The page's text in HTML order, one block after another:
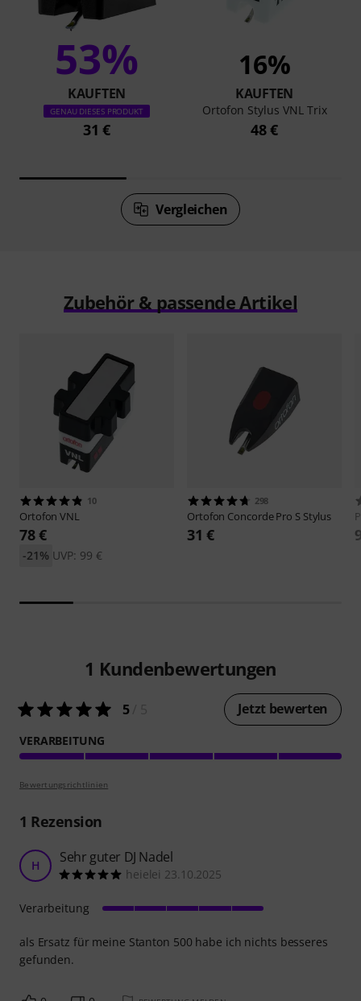
53%
KAUFTEN
GENAU DIESES PRODUKT
31 €
16%
KAUFTEN
Ortofon Stylus VNL Trix
48 €
Vergleichen
Zubehör & passende Artikel
10
OrtofonVNL
78 €
UVP: 99 €
-21%
298
Ortofon Concorde Pro S Stylus
31 €
1 Kundenbewertungen
5/ 5 Jetzt bewerten
VERARBEITUNG
Bewertungsrichtlinien
1 Rezension
H Sehr guter DJ Nadel
heielei 23.10.2025
als Ersatz für meine Stanton 500 habe ich nichts besseres
gefunden.
Verarbeitung